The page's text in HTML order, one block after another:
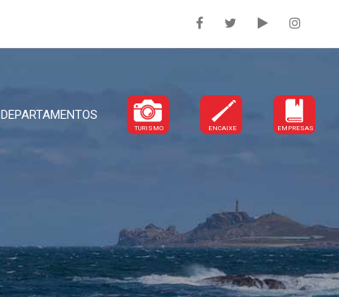
DEPARTAMENTOS
TURISMO ENCAIXE EMPRESAS